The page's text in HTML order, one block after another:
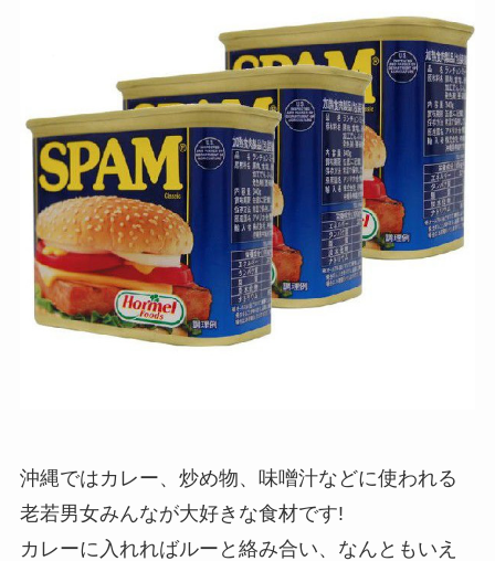
沖縄ではカレー、炒め物、味噌汁などに使われる
老若男女みんなが大好きな食材です!
カレーに入れればルーと絡み合い、なんともいえ